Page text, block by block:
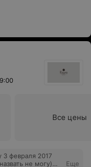
Все цены
3 февраля 2017
не могу)
Еще